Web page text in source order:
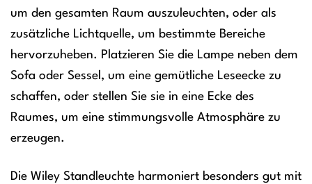
um den gesamten Raum auszuleuchten, oder als
zusätzliche Lichtquelle, um bestimmte Bereiche
hervorzuheben. Platzieren Sie die Lampe neben dem
Sofa oder Sessel, um eine gemütliche Leseecke zu
schaffen, oder stellen Sie sie in eine Ecke des
Raumes, um eine stimmungsvolle Atmosphäre zu
erzeugen.
Die Wiley Standleuchte harmoniert besonders gut mit